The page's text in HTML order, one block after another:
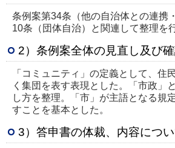
条例案第34条（他の自治体との連携
10条（団体自治）と関連して整理を
2）条例案全体の見直し及び
「コミュニティ」の定義として、住
く集団を表す表現とした。「市政」
し方を整理。「市」が主語となる規
すことを基本とした。
3）答申書の体裁、内容につ